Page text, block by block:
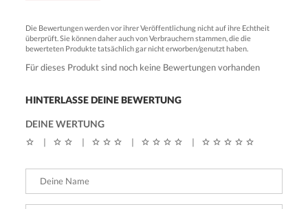
Die Bewertungen werden vor ihrer Veröffentlichung nicht auf ihre Echtheit
überprüft. Sie können daher auch von Verbrauchern stammen, die die
bewerteten Produkte tatsächlich gar nicht erworben/genutzt haben.
Für dieses Produkt sind noch keine Bewertungen vorhanden
HINTERLASSE DEINE BEWERTUNG
DEINE WERTUNG
| | | |